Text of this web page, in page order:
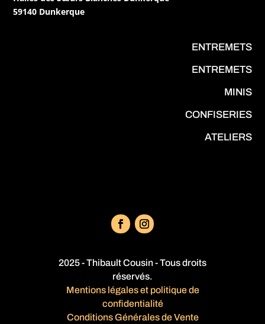
59140 Dunkerque
ENTREMETS
ENTREMETS
MINIS
CONFISERIES
ATELIERS
2025 - Thibault Cousin - Tous droits
réservés.
Mentions légales et politique de
confidentialité
Conditions Générales de Vente